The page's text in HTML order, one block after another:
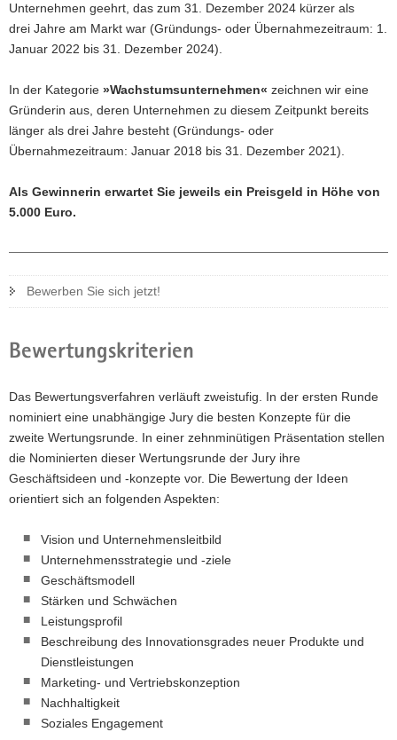
i
g
a
i
o
n
Unternehmen geehrt, das zum 31. Dezember 2024 kürzer als
drei Jahre am Markt war (Gründungs- oder Übernahmezeitraum: 1.
Januar 2022 bis 31. Dezember 2024).
In der Kategorie »Wachstumsunternehmen« zeichnen wir eine
Gründerin aus, deren Unternehmen zu diesem Zeitpunkt bereits
länger als drei Jahre besteht (Gründungs- oder
Übernahmezeitraum: Januar 2018 bis 31. Dezember 2021).
Als Gewinnerin erwartet Sie jeweils ein Preisgeld in Höhe von
5.000 Euro.
Bewerben Sie sich jetzt!
Bewertungskriterien
Das Bewertungsverfahren verläuft zweistufig. In der ersten Runde
nominiert eine unabhängige Jury die besten Konzepte für die
zweite Wertungsrunde. In einer zehnminütigen Präsentation stellen
die Nominierten dieser Wertungsrunde der Jury ihre
Geschäftsideen und -konzepte vor. Die Bewertung der Ideen
orientiert sich an folgenden Aspekten:
Vision und Unternehmensleitbild
Unternehmensstrategie und -ziele
Geschäftsmodell
Stärken und Schwächen
Leistungsprofil
Beschreibung des Innovationsgrades neuer Produkte und
Dienstleistungen
Marketing- und Vertriebskonzeption
Nachhaltigkeit
Soziales Engagement